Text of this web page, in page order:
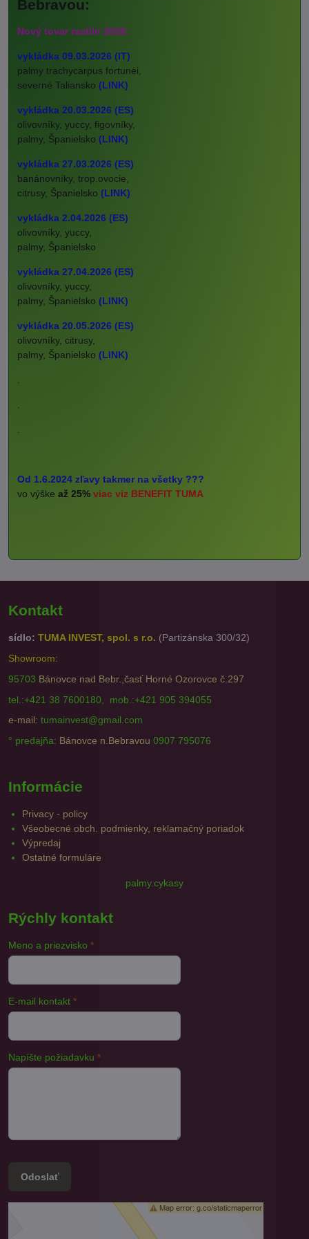
Bebravou:
Nový tovar rastlín 2026:
vykládka 09.03.2026 (IT)
palmy trachycarpus fortunei,
severné Taliansko (LINK)
vykládka 20.03.2026 (ES)
olivovníky, yuccy, figovníky,
palmy, Španielsko (LINK)
vykládka 27.03.2026 (ES)
banánovníky, trop.ovocie,
citrusy, Španielsko (LINK)
vykládka 2.04.2026 (ES)
olivovníky, yuccy,
palmy, Španielsko
vykládka 27.04.2026 (ES)
olivovníky, yuccy,
palmy, Španielsko (LINK)
vykládka 20.05.2026 (ES)
olivovníky, citrusy,
palmy, Španielsko (LINK)
.
.
.
Od 1.6.2024 zľavy takmer na všetky ???
vo výške až 25% viac viz BENEFIT TUMA
Kontakt
sídlo: TUMA INVEST, spol. s r.o. (Partizánska 300/32)
Showroom:
95703 Bánovce nad Bebr.,časť Horné Ozorovce č.297
tel.:+421 38 7600180, mob.:+421 905 394055
e-mail: tumainvest@gmail.com
° predajňa: Bánovce n.Bebravou 0907 795076
Informácie
Privacy - policy
Všeobecné obch. podmienky, reklamačný poriadok
Výpredaj
Ostatné formuláre
palmy.cykasy
Rýchly kontakt
Meno a priezvisko *
E-mail kontakt *
Napíšte požiadavku *
Odoslať